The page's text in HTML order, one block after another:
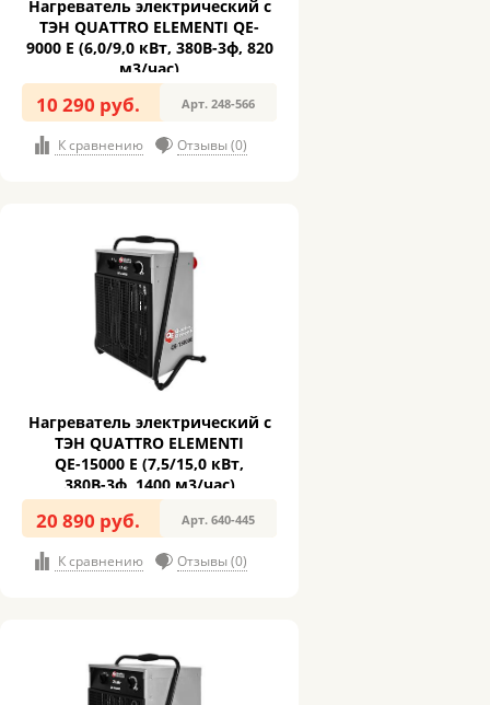
Нагреватель электрический с
ТЭН QUATTRO ELEMENTI QЕ-
9000 E (6,0/9,0 кВт, 380В-3ф, 820
м3/час)
10 290 руб. Арт. 248-566
К сравнению Отзывы (0)
Нагреватель электрический с
ТЭН QUATTRO ELEMENTI
QЕ-15000 E (7,5/15,0 кВт,
380В-3ф, 1400 м3/час)
20 890 руб. Арт. 640-445
К сравнению Отзывы (0)